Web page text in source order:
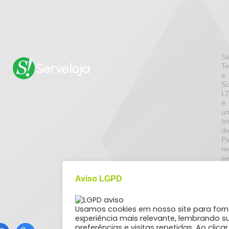
e
é
de
do
Aviso LGPD
Usamos cookies em nosso site para
experiência mais relevante, lembrando